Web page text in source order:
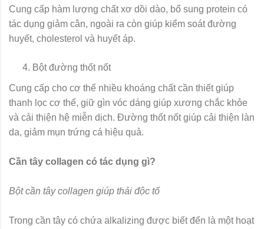
Cung cấp hàm lượng chất xơ dồi dào, bổ sung protein có
tác dụng giảm cân, ngoài ra còn giúp kiểm soát đường
huyết, cholesterol và huyết áp.
Bột đường thốt nốt
Cung cấp cho cơ thể nhiều khoáng chất cần thiết giúp
thanh lọc cơ thể, giữ gìn vóc dáng giúp xương chắc khỏe
và cải thiện hệ miễn dịch. Đường thốt nốt giúp cải thiện làn
da, giảm mụn trứng cá hiệu quả.
Cần tây collagen có tác dụng gì?
Bột cần tây collagen giúp thải độc tố
Trong cần tây có chứa alkalizing được biết đến là một hoạt